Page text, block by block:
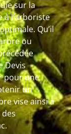
sur la
l’arboriste
Qu’il
ou
Devis
pour une
un
vise ainsi à